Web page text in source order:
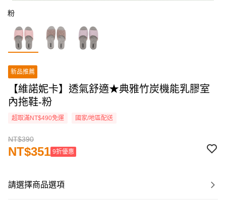
粉
新品推薦
【維諾妮卡】透氣舒適★典雅竹炭機能乳膠室
內拖鞋-粉
超取滿NT$490免運 國家/地區配送
NT$390
NT$351 9折優惠
請選擇商品選項